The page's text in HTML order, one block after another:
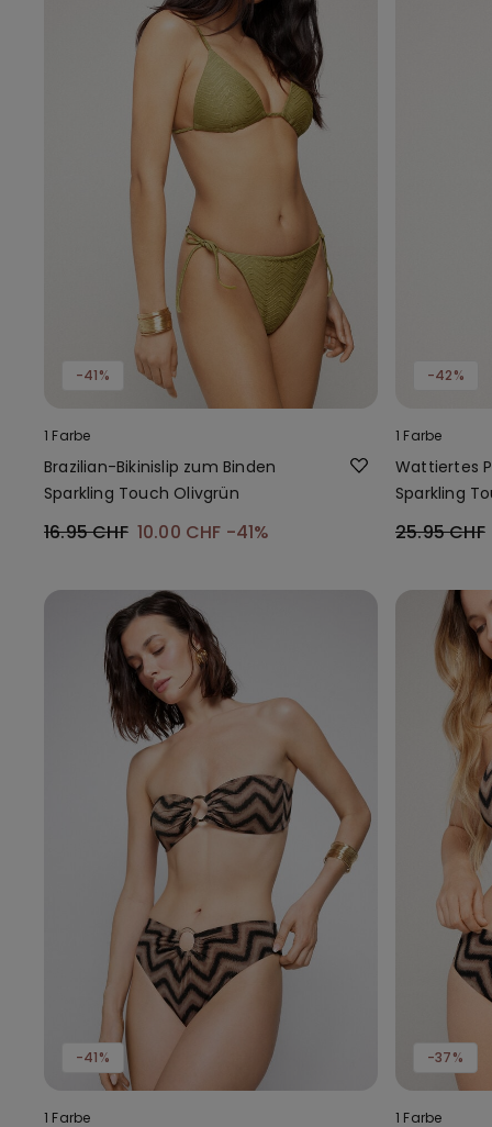
-41%
1 Farbe
Brazilian-Bikinislip zum Binden
Sparkling Touch Olivgrün
16.95 CHF 10.00 CHF -41%
-42%
1 Farbe
Wattiertes
Sparkling
25.95 CHF
-41%
1 Farbe
-37%
1 Farbe